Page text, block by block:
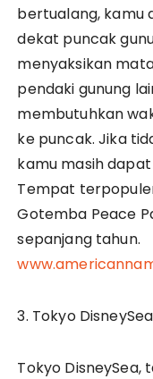
bertualang, kamu
dekat puncak
menyaksikan
pendaki gunung
membutuhkan
ke puncak. Jika
kamu masih
Tempat
Gotemba Peace
sepanjang tahun.
3. Tokyo DisneySea
Tokyo